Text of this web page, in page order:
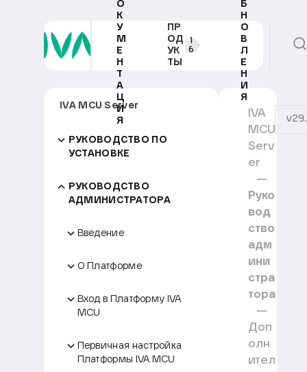
О
К
У
М
Е
Н
Т
А
Ц
И
Я
ПР
ОД
УК
ТЫ
1
6
Б
Н
О
В
Л
Е
Н
И
Я
IVA MCU Server
РУКОВОДСТВО ПО
УСТАНОВКЕ
РУКОВОДСТВО
АДМИНИСТРАТОРА
Введение
О Платформе
Вход в Платформу IVA
MCU
Первичная настройка
Платформы IVA MCU
IVA
MCU
Serv
er
Руко
вод
ство
адм
ини
стра
тора
Доп
олн
ител